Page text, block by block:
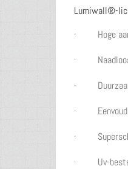
Lumiwall®-
· Hoge
·
·
·
·
· Uv-